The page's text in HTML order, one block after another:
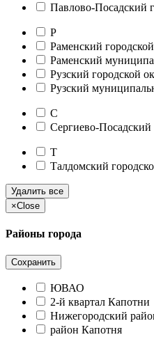
Павлово-Посадский
Р
Раменский
Раменский
Рузский городской
Рузский
С
Сергиево-Посадский
Т
Талдомский
Удалить все
×Close
Районы города
Сохранить
ЮВАО
2-й квартал Капотни
Нижегородский
район Капотня